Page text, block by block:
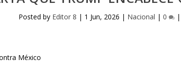
Posted by Editor 8 | 1 Jun, 2026 | Nacional | 0 |